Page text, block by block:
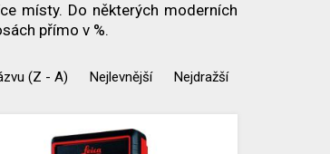
místy. Do některých moderních
přímo v %.
(Z - A) Nejlevnější Nejdražší